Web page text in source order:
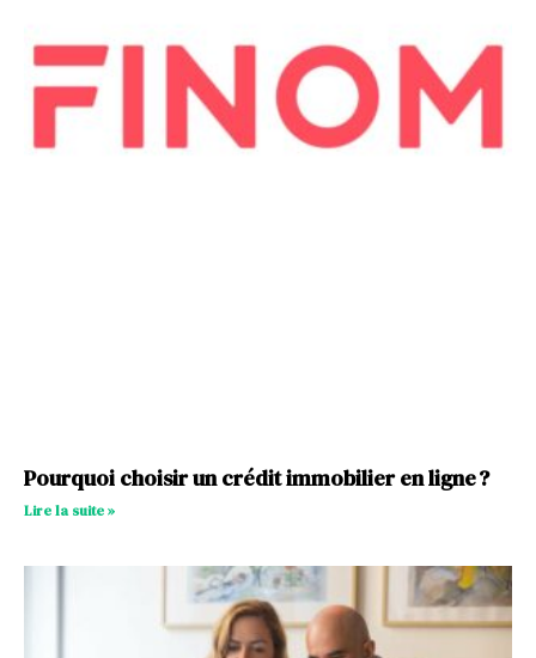
Pourquoi choisir un crédit immobilier en ligne ?
Lire la suite »